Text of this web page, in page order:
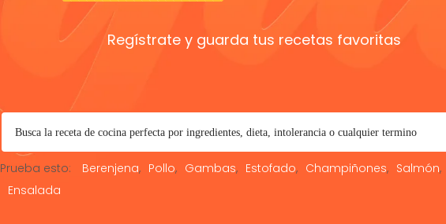
Regístrate y guarda tus recetas favoritas
Prueba esto: Berenjena Pollo Gambas Estofado Champiñones Salmón
Ensalada